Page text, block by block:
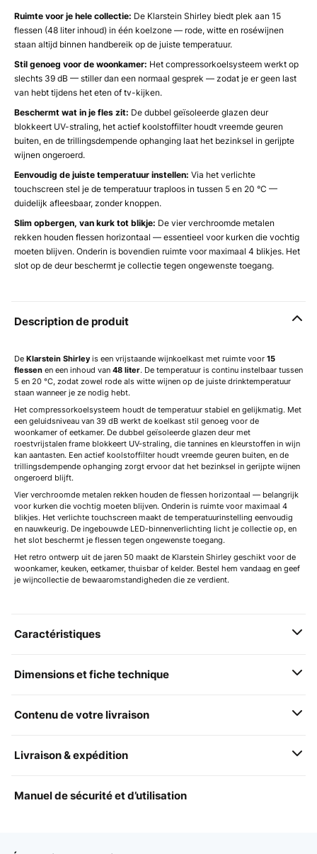
Ruimte voor je hele collectie: De Klarstein Shirley biedt plek aan 15
flessen (48 liter inhoud) in één koelzone — rode, witte en roséwijnen
staan altijd binnen handbereik op de juiste temperatuur.
Stil genoeg voor de woonkamer: Het compressorkoelsysteem werkt op
slechts 39 dB — stiller dan een normaal gesprek — zodat je er geen last
van hebt tijdens het eten of tv-kijken.
Beschermt wat in je fles zit: De dubbel geïsoleerde glazen deur
blokkeert UV-straling, het actief koolstoffilter houdt vreemde geuren
buiten, en de trillingsdempende ophanging laat het bezinksel in gerijpte
wijnen ongeroerd.
Eenvoudig de juiste temperatuur instellen: Via het verlichte
touchscreen stel je de temperatuur traploos in tussen 5 en 20 °C —
duidelijk afleesbaar, zonder knoppen.
Slim opbergen, van kurk tot blikje: De vier verchroomde metalen
rekken houden flessen horizontaal — essentieel voor kurken die vochtig
moeten blijven. Onderin is bovendien ruimte voor maximaal 4 blikjes. Het
slot op de deur beschermt je collectie tegen ongewenste toegang.
Description de produit
De Klarstein Shirleyis een vrijstaande wijnkoelkast met ruimte voor 15
flessen en een inhoud van 48 liter. De temperatuur is continu instelbaar tussen
5 en 20 °C, zodat zowel rode als witte wijnen op de juiste drinktemperatuur
staan wanneer je ze nodig hebt.
Het compressorkoelsysteem houdt de temperatuur stabiel en gelijkmatig. Met
een geluidsniveau van 39 dB werkt de koelkast stil genoeg voor de
woonkamer of eetkamer. De dubbel geïsoleerde glazen deur met
roestvrijstalen frame blokkeert UV-straling, die tannines en kleurstoffen in wijn
kan aantasten. Een actief koolstoffilter houdt vreemde geuren buiten, en de
trillingsdempende ophanging zorgt ervoor dat het bezinksel in gerijpte wijnen
ongeroerd blijft.
Vier verchroomde metalen rekken houden de flessen horizontaal — belangrijk
voor kurken die vochtig moeten blijven. Onderin is ruimte voor maximaal 4
blikjes. Het verlichte touchscreen maakt de temperatuurinstelling eenvoudig
en nauwkeurig. De ingebouwde LED-binnenverlichting licht je collectie op, en
het slot beschermt je flessen tegen ongewenste toegang.
Het retro ontwerp uit de jaren 50 maakt de Klarstein Shirley geschikt voor de
woonkamer, keuken, eetkamer, thuisbar of kelder. Bestel hem vandaag en geef
je wijncollectie de bewaaromstandigheden die ze verdient.
Caractéristiques
Dimensions et fiche technique
Contenu de votre livraison
Livraison & expédition
Manuel de sécurité et d’utilisation